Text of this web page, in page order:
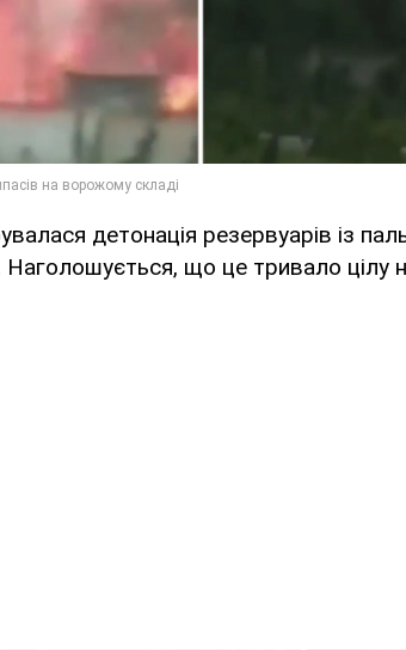
детонація резервуарів із
Наголошується, що це тривало цілу